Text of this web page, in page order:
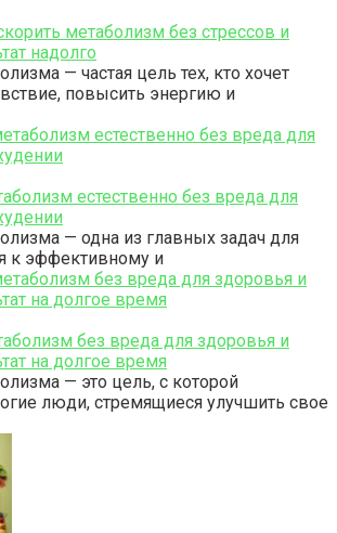
метаболизм без стрессов и
надолго
— частая цель тех, кто хочет
повысить энергию и
естественно без вреда для
— одна из главных задач для
к эффективному и
без вреда для здоровья и
на долгое время
— это цель, с которой
люди, стремящиеся улучшить свое